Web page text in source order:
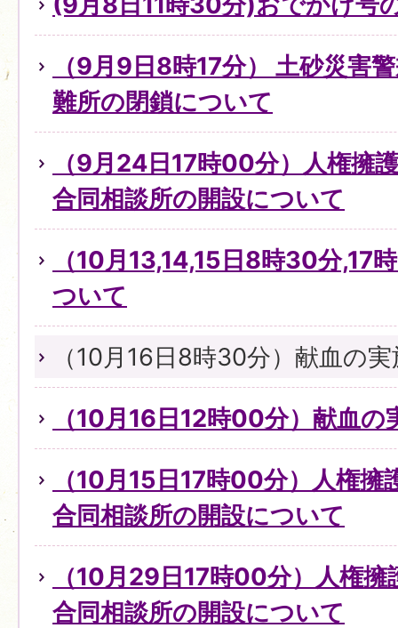
（9月9日8時17分） 土砂災害
難所の閉鎖について
（9月24日17時00分）人権擁
合同相談所の開設について
（10月13,14,15日8時30分,17
ついて
（10月16日8時30分）献血の
（10月16日12時00分）献血の
（10月15日17時00分）人権擁
合同相談所の開設について
（10月29日17時00分）人権
合同相談所の開設について